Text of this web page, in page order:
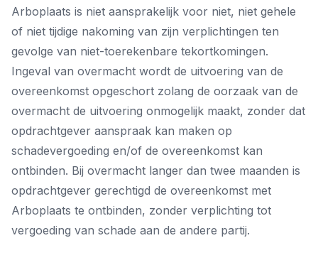
Arboplaats is niet aansprakelijk voor niet, niet gehele
of niet tijdige nakoming van zijn verplichtingen ten
gevolge van niet-toerekenbare tekortkomingen.
Ingeval van overmacht wordt de uitvoering van de
overeenkomst opgeschort zolang de oorzaak van de
overmacht de uitvoering onmogelijk maakt, zonder dat
opdrachtgever aanspraak kan maken op
schadevergoeding en/of de overeenkomst kan
ontbinden. Bij overmacht langer dan twee maanden is
opdrachtgever gerechtigd de overeenkomst met
Arboplaats te ontbinden, zonder verplichting tot
vergoeding van schade aan de andere partij.